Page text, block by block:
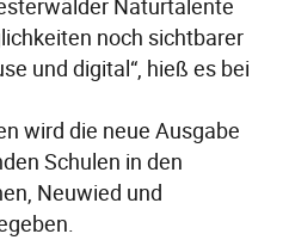
Naturtalente
noch sichtbarer
und digital“, hieß es bei
wird die neue Ausgabe
Schulen in den
Neuwied und